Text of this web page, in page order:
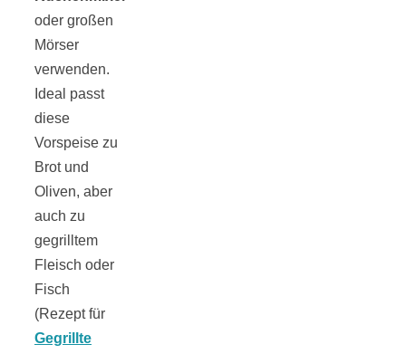
oder großen
Mörser
verwenden.
Ideal passt
diese
Vorspeise zu
Brot und
Oliven, aber
auch zu
gegrilltem
Fleisch oder
Fisch
(Rezept für
Gegrillte